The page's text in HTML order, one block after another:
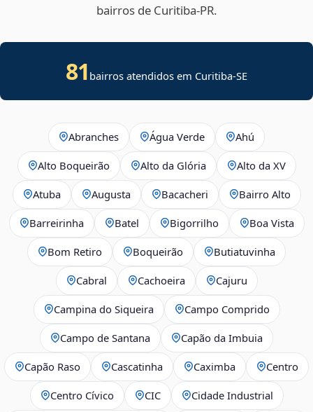
bairros de Curitiba‑PR.
81 bairros atendidos em Curitiba-SE
Abranches Água Verde Ahú
Alto Boqueirão Alto da Glória Alto da XV
Atuba Augusta Bacacheri Bairro Alto
Barreirinha Batel Bigorrilho Boa Vista
Bom Retiro Boqueirão Butiatuvinha
Cabral Cachoeira Cajuru
Campina do Siqueira Campo Comprido
Campo de Santana Capão da Imbuia
Capão Raso Cascatinha Caximba Centro
Centro Cívico CIC Cidade Industrial